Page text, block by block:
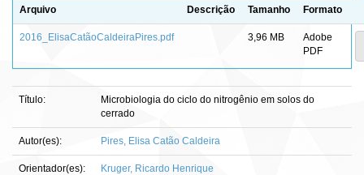
Arquivo Descrição Tamanho Formato
2016_ElisaCatãoCaldeiraPires.pdf 3,96 MB
Adobe
PDF
Título:
Microbiologia do ciclo do nitrogênio em solos do
cerrado
Autor(es): Pires, Elisa Catão Caldeira
Orientador(es): Kruger, Ricardo Henrique